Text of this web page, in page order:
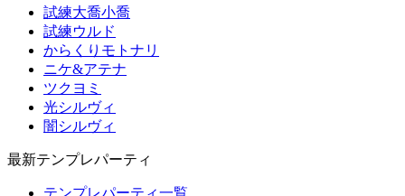
試練大喬小喬
試練ウルド
からくりモトナリ
ニケ&アテナ
ツクヨミ
光シルヴィ
闇シルヴィ
最新テンプレパーティ
テンプレパーティ一覧